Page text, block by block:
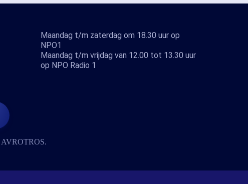
Maandag t/m zaterdag om 18.30 uur op
NPO1
Maandag t/m vrijdag van 12.00 tot 13.30 uur
op NPO Radio 1
AVROTROS.